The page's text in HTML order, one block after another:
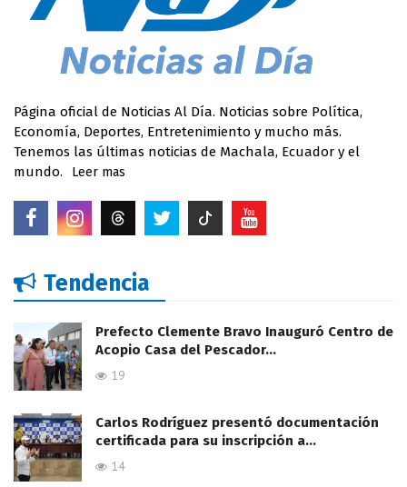
Página oficial de Noticias Al Día. Noticias sobre Política,
Economía, Deportes, Entretenimiento y mucho más.
Tenemos las últimas noticias de Machala, Ecuador y el
mundo.
Leer mas
Tendencia
Prefecto Clemente Bravo Inauguró Centro de
Acopio Casa del Pescador…
19
Carlos Rodríguez presentó documentación
certificada para su inscripción a…
14